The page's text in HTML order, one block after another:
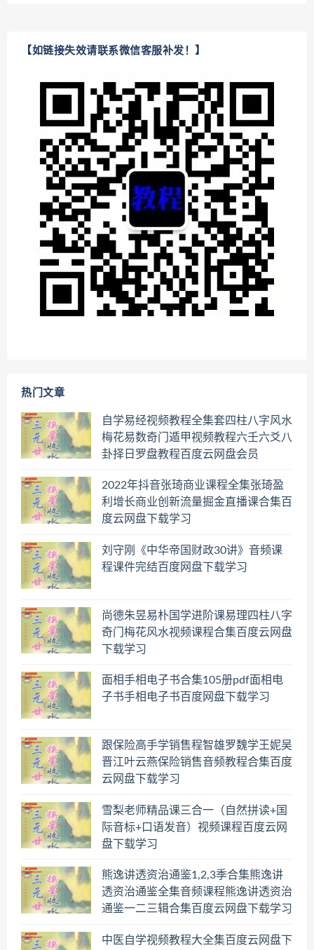
【如链接失效请联系微信客服补发！】
热门文章
自学易经视频教程全集套四柱八字风水
梅花易数奇门遁甲视频教程六壬六爻八
卦择日罗盘教程百度云网盘会员
2022年抖音张琦商业课程全集张琦盈
利增长商业创新流量掘金直播课合集百
度云网盘下载学习
刘守刚《中华帝国财政30讲》音频课
程课件完结百度网盘下载学习
尚德朱昱易朴国学进阶课易理四柱八字
奇门梅花风水视频课程合集百度云网盘
下载学习
面相手相电子书合集105册pdf面相电
子书手相电子书百度网盘下载学习
跟保险高手学销售程智雄罗魏学王妮吴
晋江叶云燕保险销售音频教程合集百度
云网盘下载学习
雪梨老师精品课三合一（自然拼读+国
际音标+口语发音）视频课程百度云网
盘下载学习
熊逸讲透资治通鉴1,2,3季合集熊逸讲
透资治通鉴全集音频课程熊逸讲透资治
通鉴一二三辑合集百度云网盘下载学习
中医自学视频教程大全集百度云网盘下